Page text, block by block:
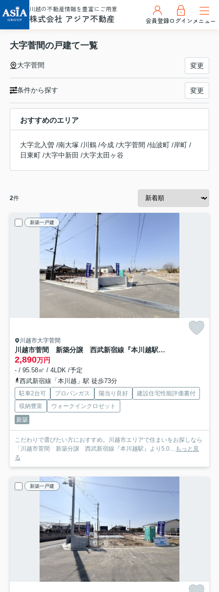
川越の不動産情報を豊富にご用意
株式会社 アジア不動産 会員登録ログインメニュー
大字菅間の戸建て一覧
大字菅間 変更
条件から探す 変更
おすすめのエリア
大字北入曽 /南大塚 /川鶴 /今成 /大字菅間 /仙波町 /岸町 /
日東町 /大字中新田 /大字太田ヶ谷
2件
新築一戸建
川越市大字菅間
川越市菅間 新築分譲 西武新宿線『本川越駅』より5.0km 【芳野小学区】
2,890万円
- / 95.58㎡ / 4LDK /予定
西武新宿線「本川越」駅 徒歩73分
駐車2台可 プロパンガス 陽当り良好
建設住宅性能評価書付
収納豊富
ウォークインクロゼット
新築
こだわりで選びたい方におすすめ。川越市エリアで住まいをお探しなら
「川越市菅間 新築分譲 西武新宿線『本川越駅』より5.0...
もっと見
る
新築一戸建